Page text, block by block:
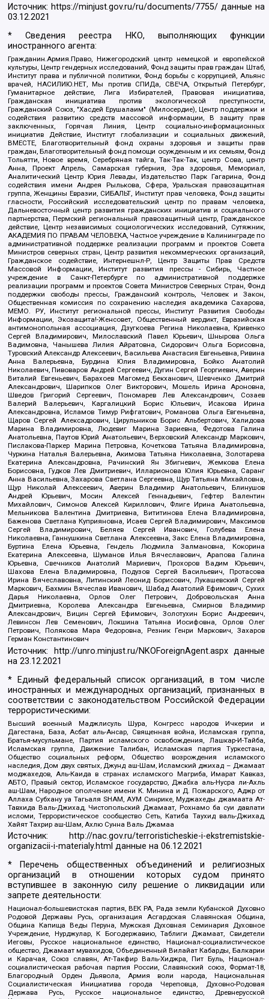
Источник: https://minjust.gov.ru/ru/documents/7755/ данные на
03.12.2021
* Сведения реестра НКО, выполняющих функции
иностранного агента:
Гражданин.Армия.Право, Нижегородский центр немецкой и европейской
культуры, Центр гендерных исследований, Фонд защиты прав граждан Штаб,
Институт права и публичной политики, Фонд борьбы с коррупцией, Альянс
врачей, НАСИЛИЮ.НЕТ, Мы против СПИДа, СВЕЧА, Открытый Петербург,
Гуманитарное действие, Лига Избирателей, Правовая инициатива,
Гражданская инициатива против экологической преступности,
Гражданский Союз, "Хасдей Ерушалаим" (Милосердие), Центр поддержки и
содействия развитию средств массовой информации, В защиту прав
заключенных, Горячая Линия, Центр социально-информационных
инициатив Действие, Институт глобализации и социальных движений,
ВМЕСТЕ, Благотворительный фонд охраны здоровья и защиты прав
граждан, Благотворительный фонд помощи осужденным и их семьям, Фонд
Тольятти, Новое время, Серебряная тайга, Так-Так-Так, центр Сова, центр
Анна, Проект Апрель, Самарская губерния, Эра здоровья, Мемориал,
Аналитический Центр Юрия Левады, Издательство Парк Гагарина, Фонд
содействия имени Андрея Рылькова, Сфера, Уральская правозащитная
группа, Женщины Евразии, СИБАЛЬТ, Институт прав человека, Фонд защиты
гласности, Российский исследовательский центр по правам человека,
Дальневосточный центр развития гражданских инициатив и социального
партнерства, Пермский региональный правозащитный центр, Гражданское
действие, Центр независимых социологических исследований, Сутяжник,
АКАДЕМИЯ ПО ПРАВАМ ЧЕЛОВЕКА, Частное учреждение в Калининграде по
административной поддержке реализации программ и проектов Совета
Министров северных стран, Центр развития некоммерческих организаций,
Гражданское содействие, Интернешнл-Р, Центр Защиты Прав Средств
Массовой Информации, Институт развития прессы - Сибирь, Частное
учреждение в Санкт-Петербурге по административной поддержке
реализации программ и проектов Совета Министров Северных Стран, Фонд
поддержки свободы прессы, Гражданский контроль, Человек и Закон,
Общественная комиссия по сохранению наследия академика Сахарова,
МЕМО. РУ, Институт региональной прессы, Институт Развития Свободы
Информации, Экозащита!-Женсовет, Общественный вердикт, Евразийская
антимонопольная ассоциация, Дзугкоева Регина Николаевна, Кривенко
Сергей Владимирович, Милославский Павел Юрьевич, Шнырова Ольга
Вадимовна, Чанышева Лилия Айратовна, Сидорович Ольга Борисовна,
Туровский Александр Алексеевич, Васильева Анастасия Евгеньевна, Ривина
Анна Валерьевна, Бурдина Юлия Владимировна, Бойко Анатолий
Николаевич, Пивоваров Андрей Сергеевич, Дугин Сергей Георгиевич, Аверин
Виталий Евгеньевич, Барахоев Магомед Бекханович, Шевченко Дмитрий
Александрович, Шарипков Олег Викторович, Мошель Ирина Ароновна,
Шведов Григорий Сергеевич, Пономарев Лев Александрович, Созаев
Валерий Валерьевич, Каргалицкий Борис Юльевич, Исакова Ирина
Александровна, Исламов Тимур Рифгатович, Романова Ольга Евгеньевна,
Щаров Сергей Алексадрович, Цирульников Борис Альбертович, Халидова
Марина Владимировна, Людевиг Марина Зариевна, Федотова Галина
Анатольевна, Паутов Юрий Анатольевич, Верховский Александр Маркович,
Пислакова-Паркер Марина Петровна, Кочеткова Татьяна Владимировна,
Чуркина Наталья Валерьевна, Акимова Татьяна Николаевна, Золотарева
Екатерина Александровна, Рачинский Ян Збигневич, Жемкова Елена
Борисовна, Гудков Лев Дмитриевич, Илларионова Юлия Юрьевна, Саранг
Анна Васильевна, Захарова Светлана Сергеевна, Щур Татьяна Михайловна,
Щур Николай Алексеевич, Аверин Владимир Анатольевич, Блинушов
Андрей Юрьевич, Мосин Алексей Геннадьевич, Гефтер Валентин
Михайлович, Симонов Алексей Кириллович, Флиге Ирина Анатольевна,
Мельникова Валентина Дмитриевна, Вититинова Елена Владимировна,
Баженова Светлана Куприяновна, Исаев Сергей Владимирович, Максимов
Сергей Владимирович, Беляев Сергей Иванович, Голубева Елена
Николаевна, Ганнушкина Светлана Алексеевна, Закс Елена Владимировна,
Буртина Елена Юрьевна, Гендель Людмила Залмановна, Кокорина
Екатерина Алексеевна, Шуманов Илья Вячеславович, Арапова Галина
Юрьевна, Свечников Анатолий Мариевич, Прохоров Вадим Юрьевич,
Шахова Елена Владимировна, Подузов Сергей Васильевич, Протасова
Ирина Вячеславовна, Литинский Леонид Борисович, Лукашевский Сергей
Маркович, Бахмин Вячеслав Иванович, Шабад Анатолий Ефимович, Сухих
Дарья Николаевна, Орлов Олег Петрович, Добровольская Анна
Дмитриевна, Королева Александра Евгеньевна, Смирнов Владимир
Александрович, Вицин Сергей Ефимович, Золотухин Борис Андреевич,
Левинсон Лев Семенович, Локшина Татьяна Иосифовна, Орлов Олег
Петрович, Полякова Мара Федоровна, Резник Генри Маркович, Захаров
Герман Константинович
Источник: http://unro.minjust.ru/NKOForeignAgent.aspxданные
на23.12.2021
* Единый федеральный список организаций, в том числе
иностранных и международных организаций, признанных в
соответствии с законодательством Российской Федерации
террористическими:
Высший военный Маджлисуль Шура, Конгресс народов Ичкерии и
Дагестана, База, Асбат аль-Ансар, Священная война, Исламская группа,
Братья-мусульмане, Партия исламского освобождения, Лашкар-И-Тайба,
Исламская группа, Движение Талибан, Исламская партия Туркестана,
Общество социальных реформ, Общество возрождения исламского
наследия, Дом двух святых, Джунд аш-Шам, Исламский джихад – Джамаат
моджахедов, Аль-Каида в странах исламского Магриба, Имарат Кавказ,
АБТО, Правый сектор, Исламское государство, Джабха аль-Нусра ли-Ахль
аш-Шам, Народное ополчение имени К. Минина и Д. Пожарского, Аджр от
Аллаха Субхану уа Тагьаля SHAM, АУМ Синрике, Муджахеды джамаата Ат-
Тавхида Валь-Джихад, Чистопольский Джамаат, Рохнамо ба суи давлати
исломи, Террористическое сообщество Сеть, Катиба Таухид валь-Джихад,
Хайят Тахрир аш-Шам, Ахлю Сунна Валь Джамаа
Источник:
http://nac.gov.ru/terroristicheskie-i-ekstremistskie-
organizacii-i-materialy.html данные на06.12.2021
* Перечень общественных объединений и религиозных
организаций в отношении которых судом принято
вступившее в законную силу решение о ликвидации или
запрете деятельности:
Национал-большевистская партия, ВЕК РА, Рада земли Кубанской Духовно
Родовой Державы Русь, организация Асгардская Славянская Община,
Община Капища Веды Перуна, Мужская Духовная Семинария Духовное
Учреждение, Нурджулар, К Богодержавию, Таблиги Джамаат, Свидетели
Иеговы, Русское национальное единство, Национал-социалистическое
общество, Джамаат мувахидов, Объединенный Вилайат Кабарды, Балкарии
и Карачая, Союз славян, Ат-Такфир Валь-Хиджра, Пит Буль, Национал-
социалистическая рабочая партия России, Славянский союз, Формат-18,
Благородный Орден Дьявола, Армия воли народа, Национальная
Социалистическая Инициатива города Череповца, Духовно-Родовая
Держава Русь, Русское национальное единство, Древнерусской